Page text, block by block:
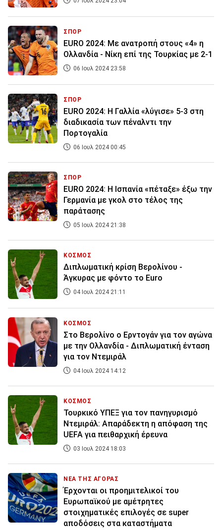
ΣΠΟΡ
EURO 2024: Με ανατροπή στους «4» η
Ολλανδία - Νίκη επί της Τουρκίας με 2-1
06 Ιουλ 2024 23:58
ΣΠΟΡ
EURO 2024: Η Γαλλία «λύγισε» 5-3 στη
διαδικασία των πέναλντι την
Πορτογαλία
06 Ιουλ 2024 00:45
ΣΠΟΡ
EURO 2024: Η Ισπανία «πέταξε» έξω την
Γερμανία με γκολ στο τέλος της
παράτασης
05 Ιουλ 2024 21:38
ΚΟΣΜΟΣ
Διπλωματική κρίση Βερολίνου -
Άγκυρας με φόντο το Euro
04 Ιουλ 2024 21:11
ΚΟΣΜΟΣ
Στο Βερολίνο ο Ερντογάν για τον αγώνα
με την Ολλανδία - Διπλωματική ένταση
για τον Ντεμιράλ
04 Ιουλ 2024 14:12
ΚΟΣΜΟΣ
Τουρκικό ΥΠΕΞ για τον πανηγυρισμό
Ντεμιράλ: Απαράδεκτη η απόφαση της
UEFA για πειθαρχική έρευνα
03 Ιουλ 2024 18:03
ΝΕΑ ΤΗΣ ΑΓΟΡΑΣ
Έρχονται οι προημιτελικοί του
Ευρωπαϊκού με αμέτρητες
στοιχηματικές επιλογές σε super
αποδόσεις στα καταστήματα